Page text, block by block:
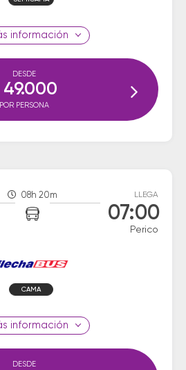
información
DESDE
49.000
POR PERSONA
08h 20m LLEGA
07:00
Perico
CAMA
información
DESDE